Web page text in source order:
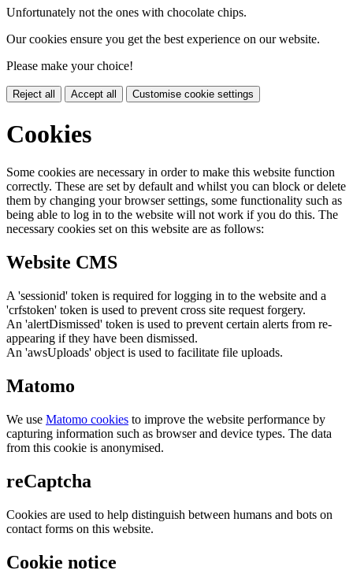
Unfortunately not the ones with chocolate chips.
Our cookies ensure you get the best experience on our website.
Please make your choice!
Reject all Accept all Customise cookie settings
Cookies
Some cookies are necessary in order to make this website function
correctly. These are set by default and whilst you can block or delete
them by changing your browser settings, some functionality such as
being able to log in to the website will not work if you do this. The
necessary cookies set on this website are as follows:
Website CMS
A 'sessionid' token is required for logging in to the website and a
'crfstoken' token is used to prevent cross site request forgery.
An 'alertDismissed' token is used to prevent certain alerts from re-
appearing if they have been dismissed.
An 'awsUploads' object is used to facilitate file uploads.
Matomo
We use Matomo cookies to improve the website performance by
capturing information such as browser and device types. The data
from this cookie is anonymised.
reCaptcha
Cookies are used to help distinguish between humans and bots on
contact forms on this website.
Cookie notice